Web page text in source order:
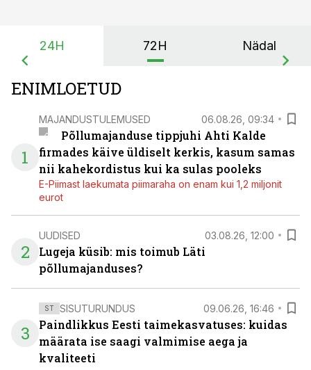
24H 72H Nädal
ENIMLOETUD
1
MAJANDUSTULEMUSED 06.08.26, 09:34
Põllumajanduse tippjuhi Ahti Kalde
firmades käive üldiselt kerkis, kasum samas
nii kahekordistus kui ka sulas pooleks
E-Piimast laekumata piimaraha on enam kui 1,2 miljonit
eurot
2
UUDISED 03.08.26, 12:00
Lugeja küsib: mis toimub Läti
põllumajanduses?
3
ST SISUTURUNDUS 09.06.26, 16:46
Paindlikkus Eesti taimekasvatuses: kuidas
määrata ise saagi valmimise aega ja
kvaliteeti